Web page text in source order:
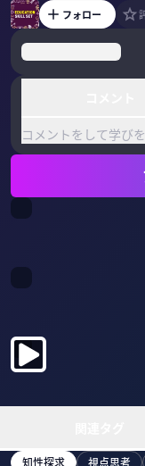
フォロー
コメントをして学び
知性探求 視点思考